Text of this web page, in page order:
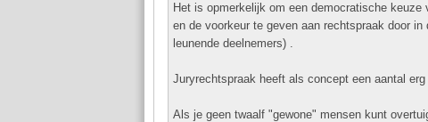
Het is opmerkelijk om een democratische
en de voorkeur te geven aan rechtspraak door
leunende deelnemers) .
Juryrechtspraak heeft als concept een aantal
Als je geen twaalf "gewone" mensen kunt